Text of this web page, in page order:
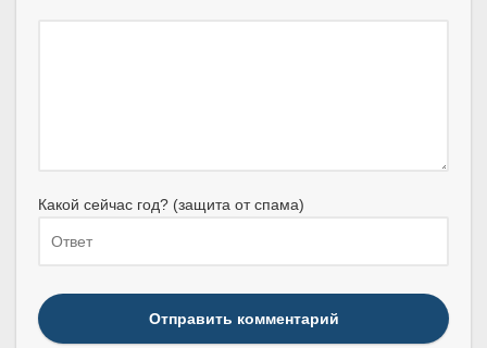
Какой сейчас год? (защита от спама)
Отправить комментарий